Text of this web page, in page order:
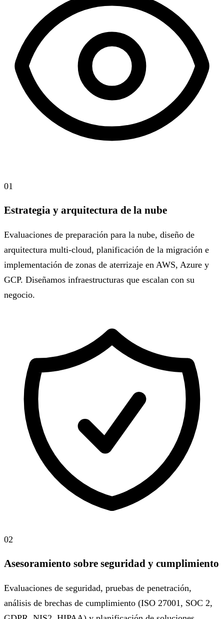
01
Estrategia y arquitectura de la nube
Evaluaciones de preparación para la nube, diseño de
arquitectura multi-cloud, planificación de la migración e
implementación de zonas de aterrizaje en AWS, Azure y
GCP. Diseñamos infraestructuras que escalan con su
negocio.
02
Asesoramiento sobre seguridad y cumplimiento
Evaluaciones de seguridad, pruebas de penetración,
análisis de brechas de cumplimiento (ISO 27001, SOC 2,